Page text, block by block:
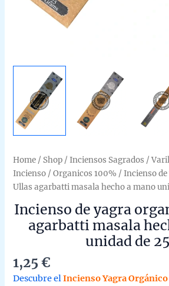
Home / Shop /Inciensos Sagrados /
Incienso /Organicos 100% / Incienso
Ullas agarbatti masala hecho a mano
Incienso de yagra
agarbatti masala
unidad de
1,25€
Descubre elIncienso Yagra